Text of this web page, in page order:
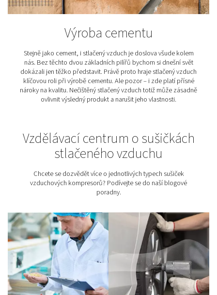
Aby textilie obstály v náročném světě módy,
průmyslu, jejich výroba vyžaduje bezchybný výrobní
tím pádem i vysoce kvalitní stlačený vzduch. Právě
pohání tkací stavy, trysky, barvicí linky i sušicí
řešení úpravy vzduchu zajišťují, že vzduch splňuje
požadavky textilního průmyslu – bez vlhkosti, oleje
prachu, které by mohly ohrozit citlivé procesy.
Farmaceutický průmysl
Farmacie patří mezi nejpřísněji regulované obory – a